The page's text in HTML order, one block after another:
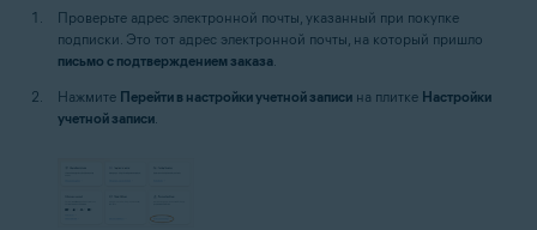
Проверьте адрес электронной почты, указанный при покупке
подписки. Это тот адрес электронной почты, на который пришло
письмо с подтверждением заказа.
Нажмите Перейти в настройки учетной записи на плитке Настройки
учетной записи.